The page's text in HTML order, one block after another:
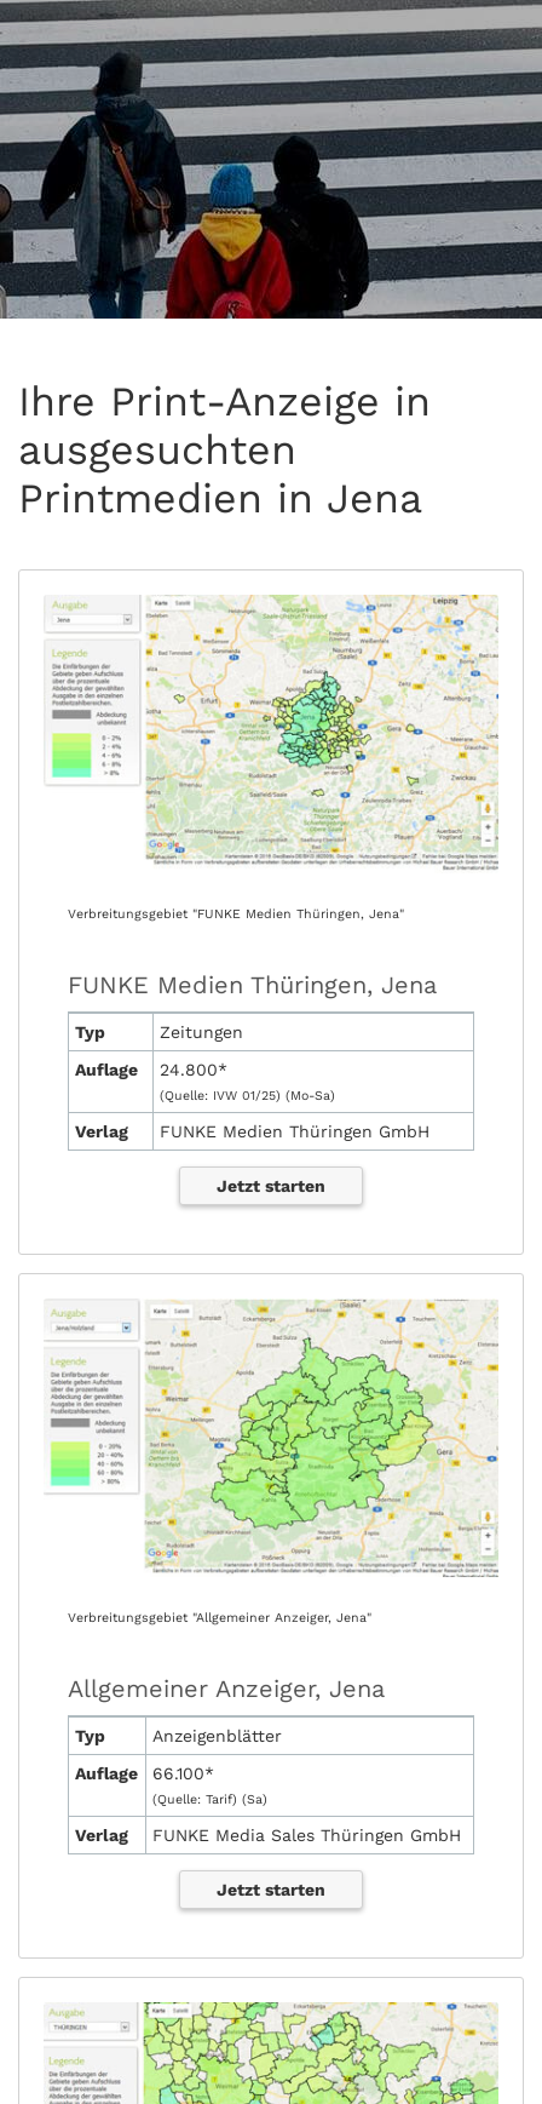
Ihre Print-Anzeige in
ausgesuchten
Printmedien in Jena
Verbreitungsgebiet "FUNKE Medien Thüringen, Jena"
FUNKE Medien Thüringen, Jena
Typ
Zeitungen
Auflage
24.800*
(Quelle: IVW 01/25) (Mo-Sa)
Verlag FUNKE Medien Thüringen GmbH
Jetzt starten
Verbreitungsgebiet "Allgemeiner Anzeiger, Jena"
Allgemeiner Anzeiger, Jena
Typ
Anzeigen­blätter
Auflage
66.100*
(Quelle: Tarif) (Sa)
Verlag FUNKE Media Sales Thüringen GmbH
Jetzt starten